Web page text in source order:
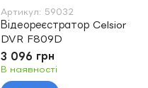
Артикул: 59032
Відеореєстратор Celsior
DVR F809D
3 096 грн
В наявності